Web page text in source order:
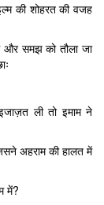
की शोहरत की वजह
समझ को तौला जा
ली तो इमाम ने
अहराम की हालत में
में?